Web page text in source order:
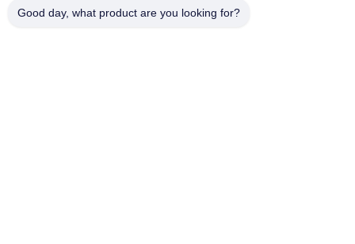
Good day, what product are you looking for?